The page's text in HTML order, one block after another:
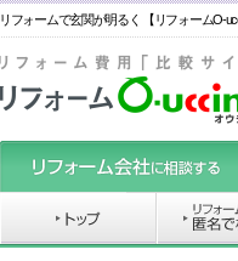
リフォームで玄関が明るく 【リフォームO-